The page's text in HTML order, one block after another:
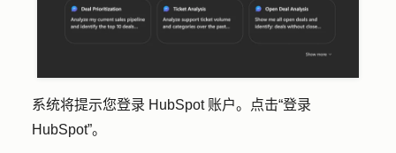
系统将提示您登录 HubSpot 账户。点击“登录
HubSpot”。